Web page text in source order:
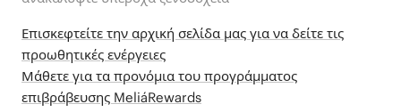
Επισκεφτείτε την αρχική σελίδα μας για να δείτε τις
προωθητικές ενέργειες
Μάθετε για τα προνόμια του προγράμματος
επιβράβευσης MeliáRewards